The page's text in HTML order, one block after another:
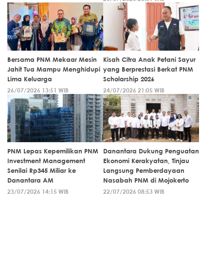
Bersama PNM Mekaar Mesin
Jahit Tua Mampu Menghidupi
Lima Keluarga
26/07/2026 13:51 WIB
Kisah Citra Anak Petani Sayur
yang Berprestasi Berkat PNM
Scholarship 2026
24/07/2026 21:05 WIB
PNM Lepas Kepemilikan PNM
Investment Management
Senilai Rp345 Miliar ke
Danantara AM
23/07/2026 14:15 WIB
Danantara Dukung Penguatan
Ekonomi Kerakyatan, Tinjau
Langsung Pemberdayaan
Nasabah PNM di Mojokerto
22/07/2026 08:53 WIB